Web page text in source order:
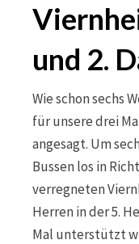
und 2.
Wie schon sechs
für unsere drei
angesagt. Um
Bussen los in
verregneten
Herren in der 5.
Mal unterstützt